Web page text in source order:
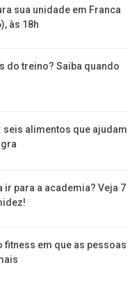
sua unidade em Franca
às 18h
do treino? Saiba quando
alimentos que ajudam
para a academia? Veja 7
em que as pessoas